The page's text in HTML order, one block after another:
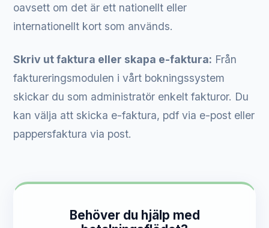
oavsett om det är ett nationellt eller
internationellt kort som används.
Skriv ut faktura eller skapa e-faktura: Från
faktureringsmodulen i vårt bokningssystem
skickar du som administratör enkelt fakturor. Du
kan välja att skicka e-faktura, pdf via e-post eller
pappersfaktura via post.
Behöver du hjälp med